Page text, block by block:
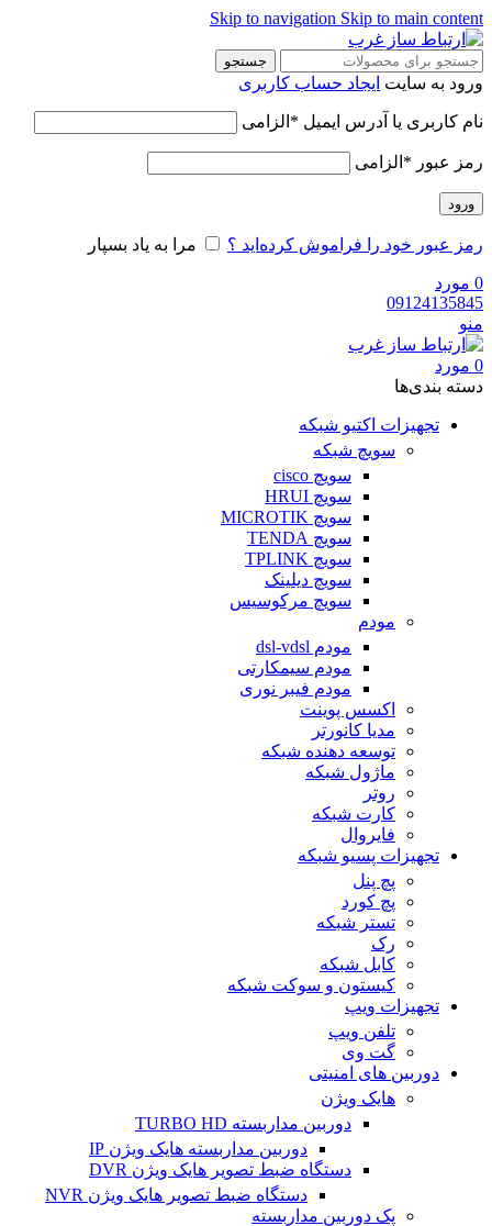
Skip to navigation Skip to main content
جستجو
ورود به سایت ایجاد حساب کاربری
نام کاربری یا آدرس ایمیل * الزامی
رمز عبور * الزامی
ورود
رمز عبور خود را فراموش کرده‌اید ؟ مرا به یاد بسپار
0 مورد
09124135845
منو
0 مورد
دسته‌ بندی‌ها
تجهیزات اکتیو شبکه
سویچ شبکه
سویچ cisco
سویچ HRUI
سویچ MICROTIK
سویچ TENDA
سویچ TPLINK
سویچ دیلینک
سویچ مرکوسیس
مودم
مودم dsl-vdsl
مودم سیمکارتی
مودم فیبر نوری
اکسس پوینت
مدیا کانورتر
توسعه دهنده شبکه
ماژول شبکه
روتر
کارت شبکه
فایروال
تجهیزات پسیو شبکه
پچ پنل
پچ کورد
تستر شبکه
رک
کابل شبکه
کیستون و سوکت شبکه
تجهیزات ویپ
تلفن ویپ
گت وی
دوربین های امنیتی
هایک ویژن
دوربین مداربسته TURBO HD
دوربین مداربسته هایک ویژن IP
دستگاه ضبط تصویر هایک ویژن DVR
دستگاه ضبط تصویر هایک ویژن NVR
پک دوربین مداربسته